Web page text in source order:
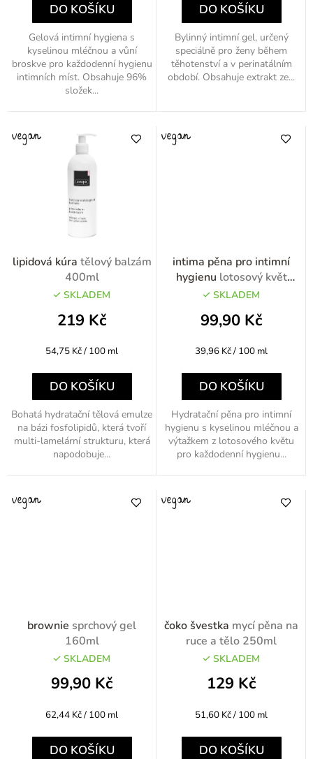
DO KOŠÍKU
Gelová intimní hygiena s
kyselinou mléčnou a vůní
broskve pro každodenní hygienu
intimních míst. Obsahuje 96%
složek...
DO KOŠÍKU
Bylinný intimní gel, určený
speciálně pro ženy během
těhotenství a v perinatálním
období. Obsahuje extrakt ze...
lipidová kúra tělový balzám
400ml
SKLADEM
219 Kč
Měrná
54,75 Kč / 100 ml
DO KOŠÍKU
Bohatá hydratační tělová emulze
na bázi fosfolipidů, která tvoří
multi-lamelární strukturu, která
napodobuje...
intima pěna pro intimní
hygienu lotosový květ
250ml
SKLADEM
99,90 Kč
Měrná
39,96 Kč / 100 ml
DO KOŠÍKU
Hydratační pěna pro intimní
hygienu s kyselinou mléčnou a
výtažkem z lotosového květu
pro každodenní hygienu...
brownie sprchový gel
160ml
SKLADEM
99,90 Kč
Měrná
62,44 Kč / 100 ml
DO KOŠÍKU
čoko švestka mycí pěna na
ruce a tělo 250ml
SKLADEM
129 Kč
Měrná
51,60 Kč / 100 ml
DO KOŠÍKU